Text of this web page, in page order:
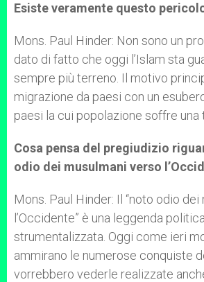
Esiste veramente questo
Mons. Paul Hinder: Non sono un
dato di fatto che oggi l’Islam sta
sempre più terreno. Il motivo
migrazione da paesi con un
paesi la cui popolazione soffre una
Cosa pensa del pregiudizio
odio dei musulmani verso
Mons. Paul Hinder: Il “noto odio
l’Occidente” è una leggenda
strumentalizzata. Oggi come ieri
ammirano le numerose conquiste
vorrebbero vederle realizzate